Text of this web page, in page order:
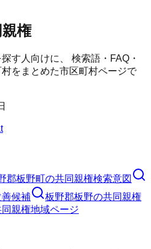
権
探す人向けに、 検索語・FAQ・
をまとめた市区町村ページで
郡板野町の共同親権検索意図
善候補
板野郡板野の共同親権
同親権地域ページ